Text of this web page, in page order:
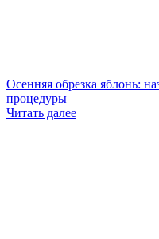
Осенняя обрезка яблонь:
процедуры
Читать далее